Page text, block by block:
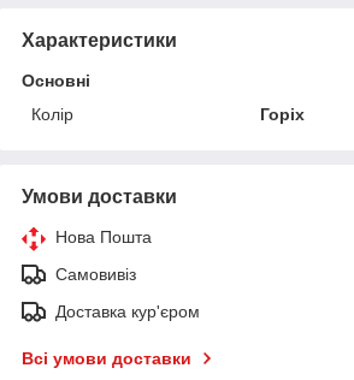
Характеристики
Основні
Колір
Горіх
Умови доставки
Нова Пошта
Самовивіз
Доставка кур'єром
Всі умови доставки